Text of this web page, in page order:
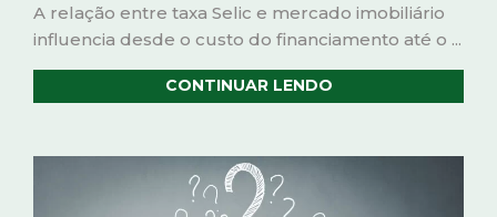
A relação entre taxa Selic e mercado imobiliário
influencia desde o custo do financiamento até o ...
CONTINUAR LENDO